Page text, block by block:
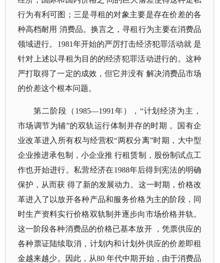
行为有利可图；三是寻租的对象主要是存在价差的各
种高档耐用 消费品。换言之，寻租行为主要在消费品
领域进行。1981年开始的严厉打击经济犯罪活动就 是
针对上述以寻租为目的的经济犯罪活动进行的。这种
严打取得了一定的成效，但它并没有 解决消费品市场
的价差这个根本问题。
第二阶段（ 1985—1991年），“计划经济为主，
市场调节为辅”的双轨运行体制并存的时期 。国有企
业改革进入所有权与经营权“两权分离”时期，大中型
企业推进承包制，小企业推 行租赁制，股份制试点工
作也开始进行。私营经济在1988年后得到宪法的明确
保护，从而获 得了新的发展动力。这一时期，价格改
革进入了以放开各种产品和服务价格为主的阶段，同
时生产资料实行价格双轨制并逐步向市场价格并轨。
这一阶段各种消费品的价格已基本放开 ，凭票供应的
各种票证陆续取消，计划内和计划外供应的价差即租
金越来越少。因此，从80 年代中期开始，由于消费品